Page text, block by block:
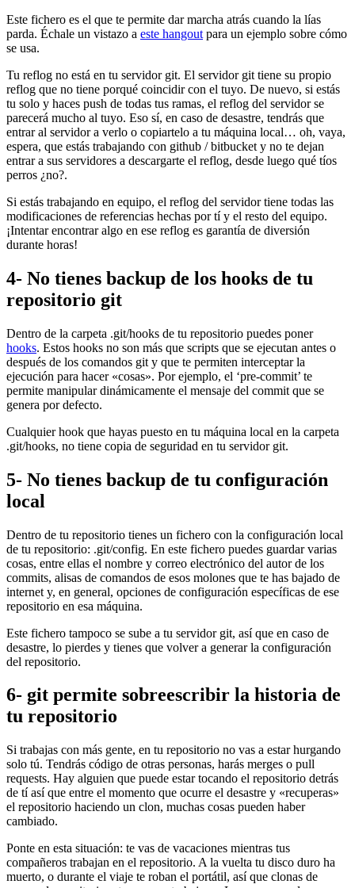
Este fichero es el que te permite dar marcha atrás cuando la lías
parda. Échale un vistazo a este hangout para un ejemplo sobre cómo
se usa.
Tu reflog no está en tu servidor git. El servidor git tiene su propio
reflog que no tiene porqué coincidir con el tuyo. De nuevo, si estás
tu solo y haces push de todas tus ramas, el reflog del servidor se
parecerá mucho al tuyo. Eso sí, en caso de desastre, tendrás que
entrar al servidor a verlo o copiartelo a tu máquina local… oh, vaya,
espera, que estás trabajando con github / bitbucket y no te dejan
entrar a sus servidores a descargarte el reflog, desde luego qué tíos
perros ¿no?.
Si estás trabajando en equipo, el reflog del servidor tiene todas las
modificaciones de referencias hechas por tí y el resto del equipo.
¡Intentar encontrar algo en ese reflog es garantía de diversión
durante horas!
4- No tienes backup de los hooks de tu
repositorio git
Dentro de la carpeta .git/hooks de tu repositorio puedes poner
hooks. Estos hooks no son más que scripts que se ejecutan antes o
después de los comandos git y que te permiten interceptar la
ejecución para hacer «cosas». Por ejemplo, el ‘pre-commit’ te
permite manipular dinámicamente el mensaje del commit que se
genera por defecto.
Cualquier hook que hayas puesto en tu máquina local en la carpeta
.git/hooks, no tiene copia de seguridad en tu servidor git.
5- No tienes backup de tu configuración
local
Dentro de tu repositorio tienes un fichero con la configuración local
de tu repositorio: .git/config. En este fichero puedes guardar varias
cosas, entre ellas el nombre y correo electrónico del autor de los
commits, alisas de comandos de esos molones que te has bajado de
internet y, en general, opciones de configuración específicas de ese
repositorio en esa máquina.
Este fichero tampoco se sube a tu servidor git, así que en caso de
desastre, lo pierdes y tienes que volver a generar la configuración
del repositorio.
6- git permite sobreescribir la historia de
tu repositorio
Si trabajas con más gente, en tu repositorio no vas a estar hurgando
solo tú. Tendrás código de otras personas, harás merges o pull
requests. Hay alguien que puede estar tocando el repositorio detrás
de tí así que entre el momento que ocurre el desastre y «recuperas»
el repositorio haciendo un clon, muchas cosas pueden haber
cambiado.
Ponte en esta situación: te vas de vacaciones mientras tus
compañeros trabajan en el repositorio. A la vuelta tu disco duro ha
muerto, o durante el viaje te roban el portátil, así que clonas de